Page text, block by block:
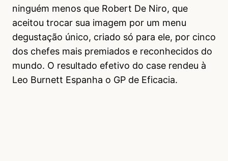
ninguém menos que Robert De Niro, que
aceitou trocar sua imagem por um menu
degustação único, criado só para ele, por cinco
dos chefes mais premiados e reconhecidos do
mundo. O resultado efetivo do case rendeu à
Leo Burnett Espanha o GP de Eficacia.